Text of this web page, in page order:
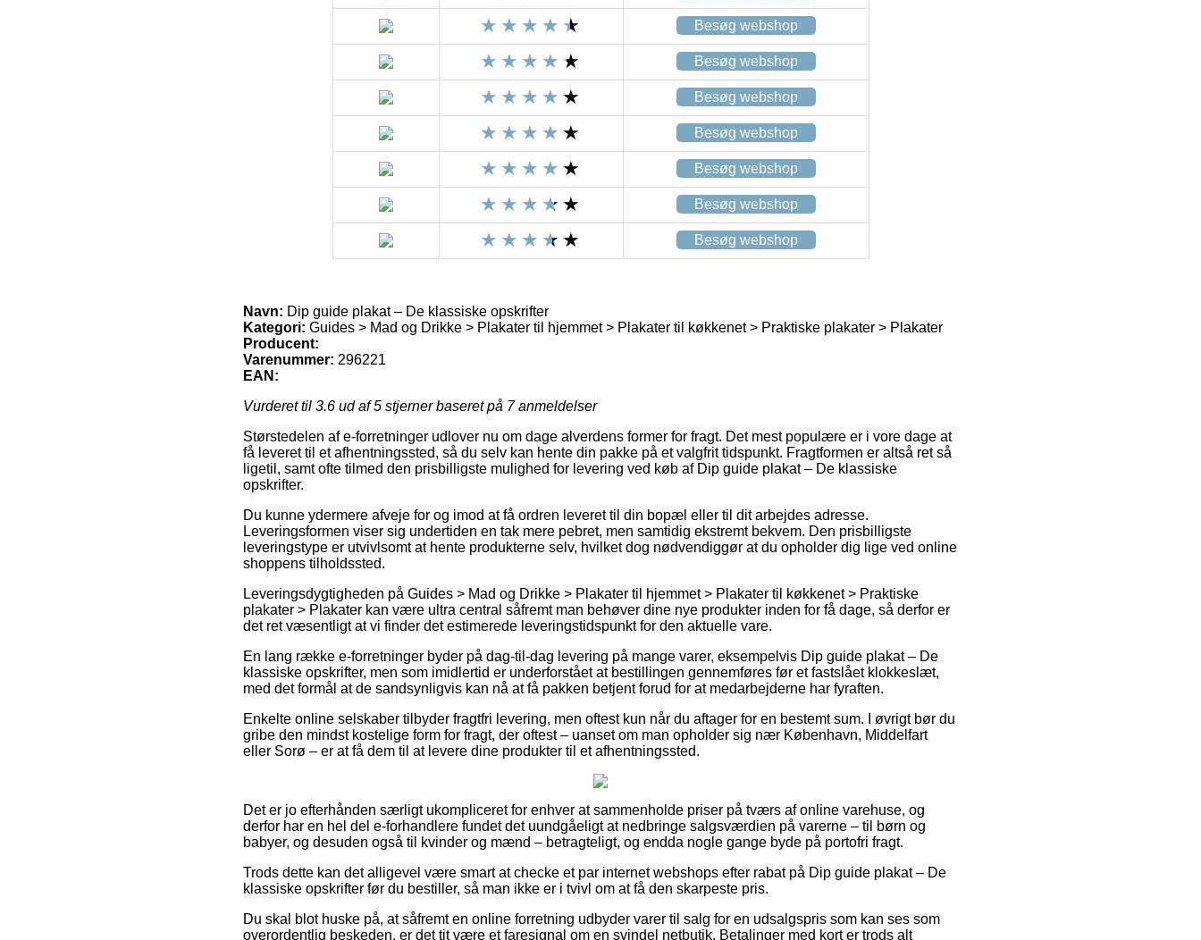
Besøg webshop
Besøg webshop
Besøg webshop
Besøg webshop
Besøg webshop
Besøg webshop
Besøg webshop
Navn: Dip guide plakat – De klassiske opskrifter
Kategori: Guides > Mad og Drikke > Plakater til hjemmet > Plakater til køkkenet > Praktiske plakater > Plakater
Producent:
Varenummer: 296221
EAN:
Vurderet til 3.6 ud af 5 stjerner baseret på 7anmeldelser
Størstedelen af e-forretninger udlover nu om dage alverdens former for fragt. Det mest populære er i vore dage at
få leveret til et afhentningssted, så du selv kan hente din pakke på et valgfrit tidspunkt. Fragtformen er altså ret så
ligetil, samt ofte tilmed den prisbilligste mulighed for levering ved køb af Dip guide plakat – De klassiske
opskrifter.
Du kunne ydermere afveje for og imod at få ordren leveret til din bopæl eller til dit arbejdes adresse.
Leveringsformen viser sig undertiden en tak mere pebret, men samtidig ekstremt bekvem. Den prisbilligste
leveringstype er utvivlsomt at hente produkterne selv, hvilket dog nødvendiggør at du opholder dig lige ved online
shoppens tilholdssted.
Leveringsdygtigheden på Guides > Mad og Drikke > Plakater til hjemmet > Plakater til køkkenet > Praktiske
plakater > Plakater kan være ultra central såfremt man behøver dine nye produkter inden for få dage, så derfor er
det ret væsentligt at vi finder det estimerede leveringstidspunkt for den aktuelle vare.
En lang række e-forretninger byder på dag-til-dag levering på mange varer, eksempelvis Dip guide plakat – De
klassiske opskrifter, men som imidlertid er underforstået at bestillingen gennemføres før et fastslået klokkeslæt,
med det formål at de sandsynligvis kan nå at få pakken betjent forud for at medarbejderne har fyraften.
Enkelte online selskaber tilbyder fragtfri levering, men oftest kun når du aftager for en bestemt sum. I øvrigt bør du
gribe den mindst kostelige form for fragt, der oftest – uanset om man opholder sig nær København, Middelfart
eller Sorø – er at få dem til at levere dine produkter til et afhentningssted.
Det er jo efterhånden særligt ukompliceret for enhver at sammenholde priser på tværs af online varehuse, og
derfor har en hel del e-forhandlere fundet det uundgåeligt at nedbringe salgsværdien på varerne – til børn og
babyer, og desuden også til kvinder og mænd – betragteligt, og endda nogle gange byde på portofri fragt.
Trods dette kan det alligevel være smart at checke et par internet webshops efter rabat på Dip guide plakat – De
klassiske opskrifter før du bestiller, så man ikke er i tvivl om at få den skarpeste pris.
Du skal blot huske på, at såfremt en online forretning udbyder varer til salg for en udsalgspris som kan ses som
overordentlig beskeden, er det tit være et faresignal om en svindel netbutik. Betalinger med kort er trods alt